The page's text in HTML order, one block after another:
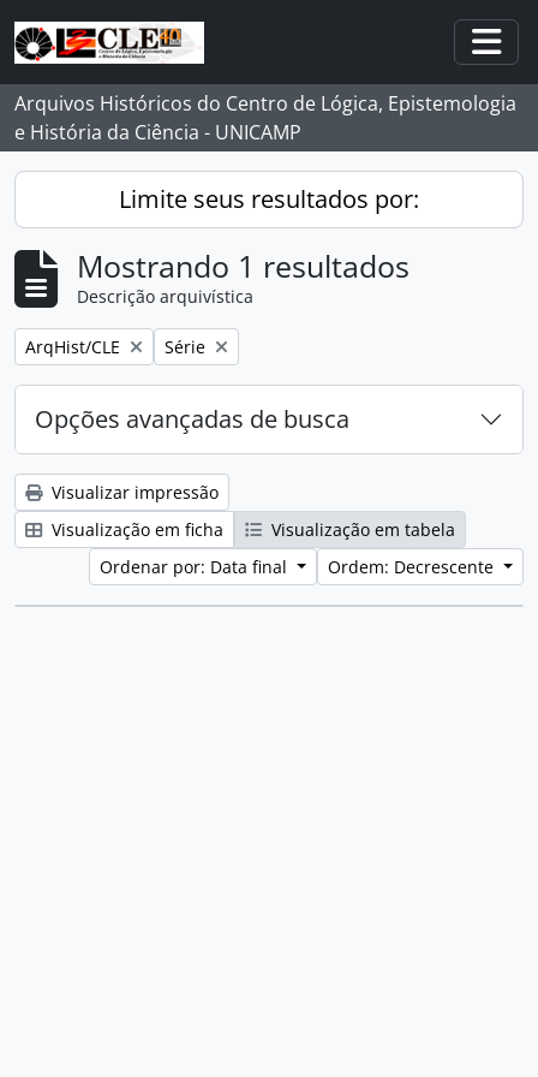
Skip to main content
Arquivos Históricos do Centro de Lógica, Epistemologia
e História da Ciência - UNICAMP
Limite seus resultados por:
Mostrando 1 resultados
Descrição arquivística
Remover filtro:
ArqHist/CLE Remover filtro:
Série
Opções avançadas de busca
Visualizar impressão
Visualização em ficha
Visualização em tabela
Ordenar por: Data final
Ordem: Decrescente